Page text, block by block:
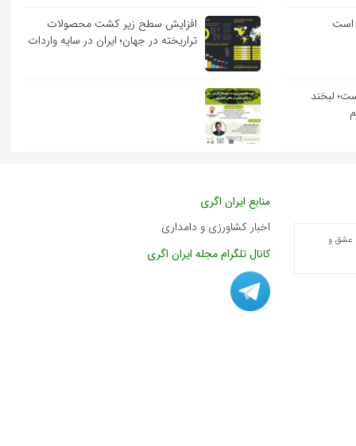
است
لبخند
افزایش سطح زیر کشت محصولات
تراریخته در جهان؛ ایران در سایه واردات
عشق و
منابع ایران اگری
اخبار کشاورزی و دامداری
کانال تلگرام مجله ایران اگری